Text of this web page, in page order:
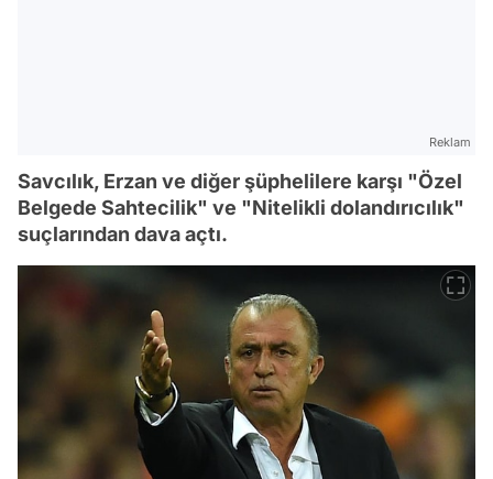
Reklam
Savcılık, Erzan ve diğer şüphelilere karşı "Özel
Belgede Sahtecilik" ve "Nitelikli dolandırıcılık"
suçlarından dava açtı.